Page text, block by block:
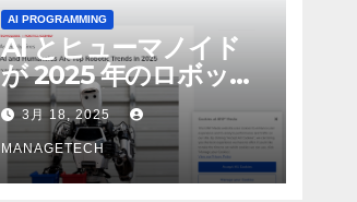
AI PROGRAMMING
AI とヒューマノイド
が 2025 年のロボット
のトップトレンドに |
ASSEMBLY
3月 18, 2025
MANAGETECH